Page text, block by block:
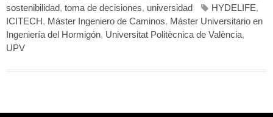
sostenibilidad, toma de decisiones, universidad HYDELIFE,
ICITECH, Máster Ingeniero de Caminos, Máster Universitario en
Ingeniería del Hormigón, Universitat Politècnica de València,
UPV